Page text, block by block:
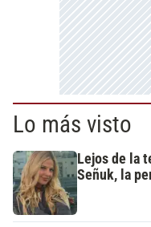
Lo más visto
Lejos de la
Señuk, la